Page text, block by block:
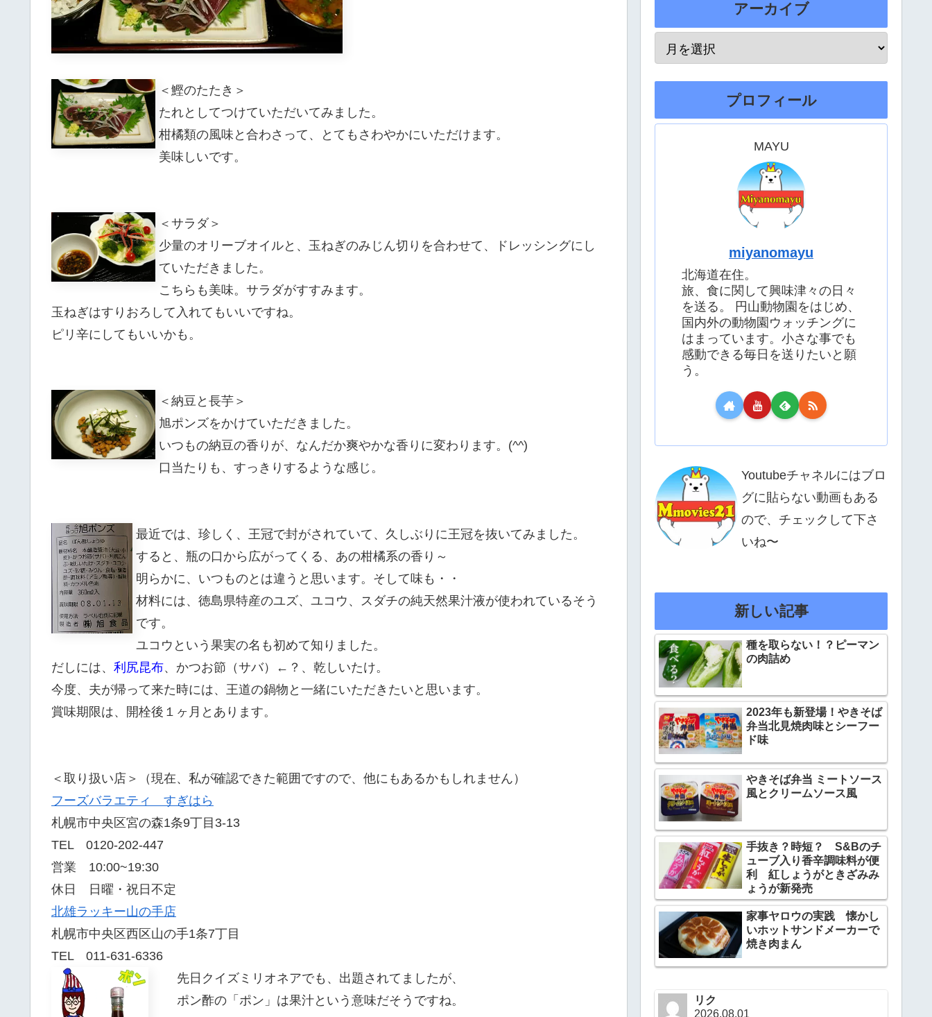
＜鰹のたたき＞
たれとしてつけていただいてみました。
柑橘類の風味と合わさって、とてもさわやかにいただけます。
美味しいです。
＜サラダ＞
少量のオリーブオイルと、玉ねぎのみじん切りを合わせて、ドレッシングにし
ていただきました。
こちらも美味。サラダがすすみます。
玉ねぎはすりおろして入れてもいいですね。
ピリ辛にしてもいいかも。
＜納豆と長芋＞
旭ポンズをかけていただきました。
いつもの納豆の香りが、なんだか爽やかな香りに変わります。(^^)
口当たりも、すっきりするような感じ。
最近では、珍しく、王冠で封がされていて、久しぶりに王冠を抜いてみました。
すると、瓶の口から広がってくる、あの柑橘系の香り～
明らかに、いつものとは違うと思います。そして味も・・
材料には、徳島県特産のユズ、ユコウ、スダチの純天然果汁液が使われているそう
です。
ユコウという果実の名も初めて知りました。
だしには、 利尻昆布、かつお節（サバ）←？、乾しいたけ。
今度、夫が帰って来た時には、王道の鍋物と一緒にいただきたいと思います。
賞味期限は、開栓後１ヶ月とあります。
＜取り扱い店＞（現在、私が確認できた範囲ですので、他にもあるかもしれません）
フーズバラエティ すぎはら
札幌市中央区宮の森1条9丁目3-13
TEL 0120-202-447
営業 10:00~19:30
休日 日曜・祝日不定
北雄ラッキー山の手店
札幌市中央区西区山の手1条7丁目
TEL 011-631-6336
先日クイズミリオネアでも、出題されてましたが、
ポン酢の「ポン」は果汁という意味だそうですね。
アーカイブ
プロフィール
MAYU
miyanomayu
北海道在住。
旅、食に関して興味津々の日々
を送る。 円山動物園をはじめ、
国内外の動物園ウォッチングに
はまっています。小さな事でも
感動できる毎日を送りたいと願
う。
Youtubeチャネルにはブロ
グに貼らない動画もある
ので、チェックして下さ
いね〜
新しい記事
種を取らない！？ピーマン
の肉詰め
2023年も新登場！やきそば
弁当北見焼肉味とシーフー
ド味
やきそば弁当 ミートソース
風とクリームソース風
手抜き？時短？ S&Bのチ
ューブ入り香辛調味料が便
利 紅しょうがときざみみ
ょうが新発売
家事ヤロウの実践 懐かし
いホットサンドメーカーで
焼き肉まん
リク
2026.08.01